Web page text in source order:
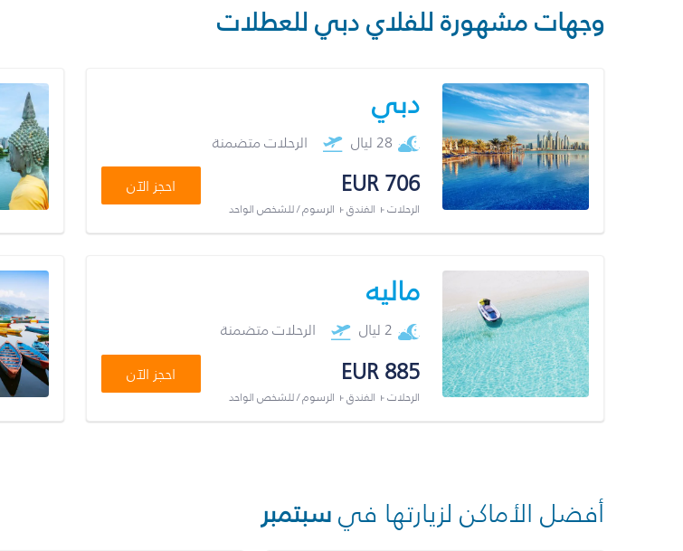
وجهات مشهورة للفلاي دبي للعطلات
دبي
28 ليال الرحلات متضمنة
EUR 706
الرحلات + الفندق + الرسوم / للشخص الواحد
احجز الآن
ماليه
2 ليال الرحلات متضمنة
EUR 885
الرحلات + الفندق + الرسوم / للشخص الواحد
احجز الآن
أفضل الأماكن لزيارتها فيسبتمبر